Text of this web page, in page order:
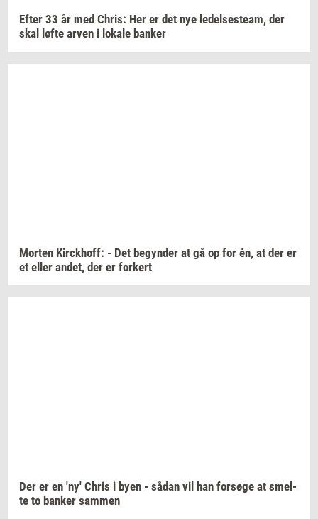
Efter 33 år med Chris: Her er det nye le­del­ses­team, der
skal løfte arven i lo­ka­le ban­ker
Mor­ten Kirck­hoff: - Det be­gyn­der at gå op for én, at der er
et eller andet, der er for­kert
Der er en 'ny' Chris i byen - sådan vil han for­sø­ge at smel­
te to ban­ker sam­men